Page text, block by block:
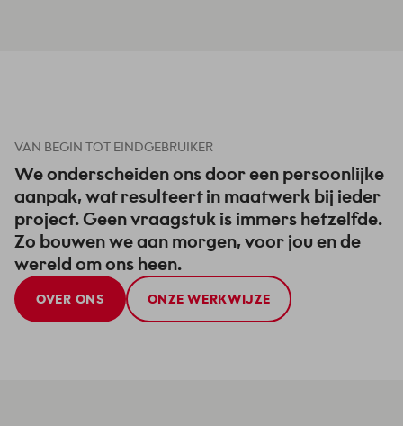
VAN BEGIN TOT EINDGEBRUIKER
We onderscheiden ons door een persoonlijke
aanpak, wat resulteert in maatwerk bij ieder
project. Geen vraagstuk is immers hetzelfde.
Zo bouwen we aan morgen, voor jou en de
wereld om ons heen.
OVER ONS ONZE WERKWIJZE